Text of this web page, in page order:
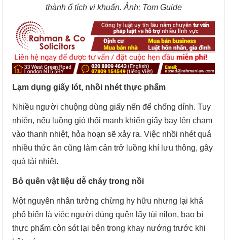
thành ổ tích vi khuẩn. Ảnh: Tom Guide
Lạm dụng giấy lót, nhồi nhét thực phẩm
Nhiều người chuộng dùng giấy nến để chống dính. Tuy
nhiên, nếu luồng gió thổi mạnh khiến giấy bay lên chạm
vào thanh nhiệt, hỏa hoạn sẽ xảy ra. Việc nhồi nhét quá
nhiều thức ăn cũng làm cản trở luồng khí lưu thông, gây
quá tải nhiệt.
Bỏ quên vật liệu dễ cháy trong nồi
Một nguyên nhân tưởng chừng hy hữu nhưng lại khá
phổ biến là việc người dùng quên lấy túi nilon, bao bì
thực phẩm còn sót lại bên trong khay nướng trước khi